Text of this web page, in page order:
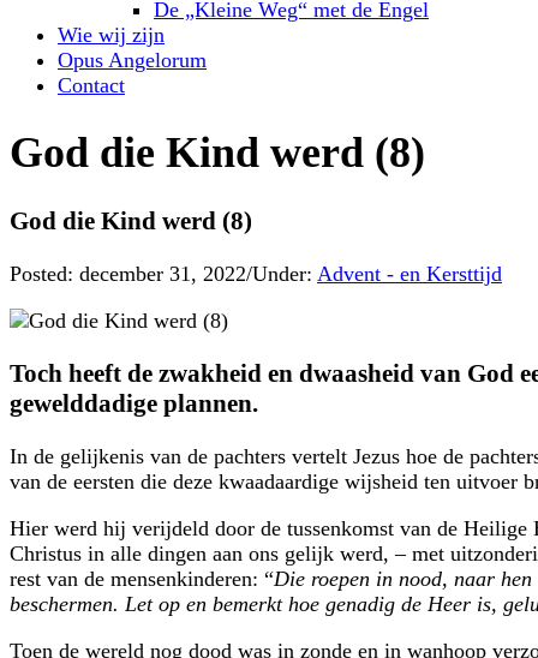
De „Kleine Weg“ met de Engel
Wie wij zijn
Opus Angelorum
Contact
God die Kind werd (8)
God die Kind werd (8)
Posted: december 31, 2022/Under: Advent - en Kersttijd
Toch heeft de zwakheid en dwaasheid van God
gewelddadige plannen.
In de gelijkenis van de pachters vertelt Jezus hoe de
van de eersten die deze kwaadaardige wijsheid ten uitvoer
Hier werd hij verijdeld door de tussenkomst van de Heilige
Christus in alle dingen aan ons gelijk werd, – met
rest van de mensenkinderen: “Die roepen in nood, naar
beschermen. Let op en bemerkt hoe genadig de Heer is,
Toen de wereld nog dood was in zonde en in wanhoop